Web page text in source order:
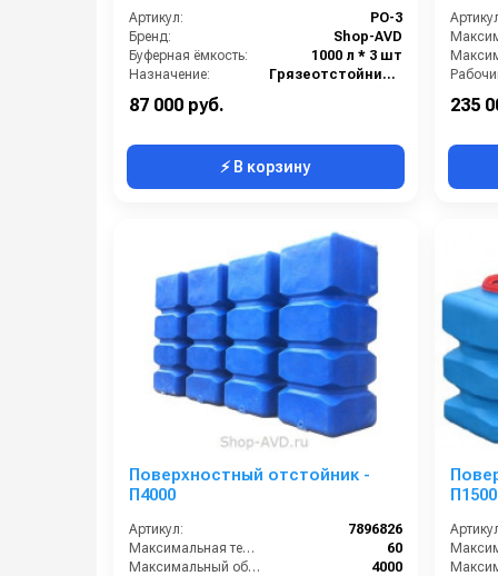
Артикул:
PO-3
Бренд:
Shop-AVD
Буферная ёмкость:
1000 л * 3 шт
Назначение:
Грязеотстойник отстойник для автомойки
87 000 руб.
⚡ В корзину
235
Поверхностный отстойник -
П4000
Артикул:
7896826
Максимальная температура жидкости (°C):
60
Максимальный объем (л):
4000
П1500